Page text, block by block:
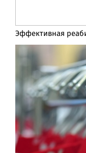
Эффективная